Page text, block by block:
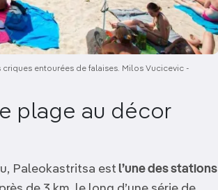
criques entourées de falaises. Milos Vucicevic -
plage au décor
Paleokastritsa est l’une des stations